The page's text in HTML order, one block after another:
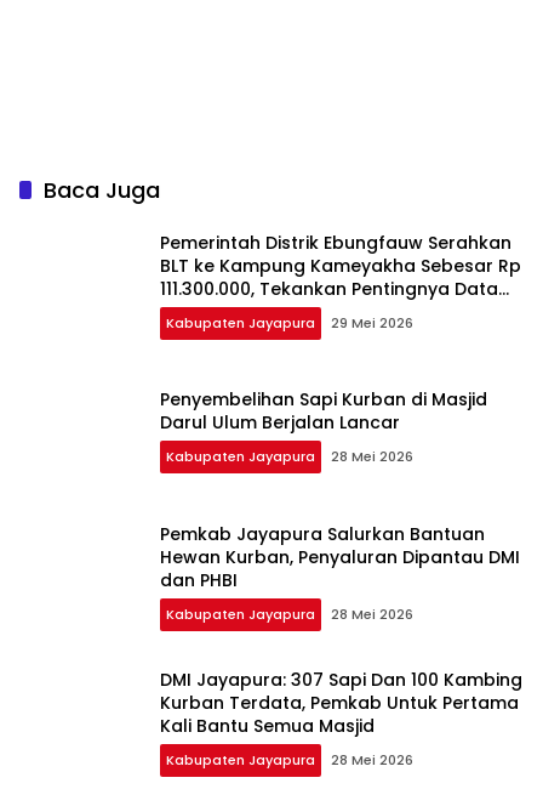
Baca Juga
Pemerintah Distrik Ebungfauw Serahkan
BLT ke Kampung Kameyakha Sebesar Rp
111.300.000, Tekankan Pentingnya Data
Akurat
Kabupaten Jayapura 29 Mei 2026
Penyembelihan Sapi Kurban di Masjid
Darul Ulum Berjalan Lancar
Kabupaten Jayapura 28 Mei 2026
Pemkab Jayapura Salurkan Bantuan
Hewan Kurban, Penyaluran Dipantau DMI
dan PHBI
Kabupaten Jayapura 28 Mei 2026
DMI Jayapura: 307 Sapi Dan 100 Kambing
Kurban Terdata, Pemkab Untuk Pertama
Kali Bantu Semua Masjid
Kabupaten Jayapura 28 Mei 2026